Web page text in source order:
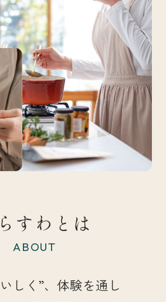
すわとは
ABOUT
しく”、体験を通し